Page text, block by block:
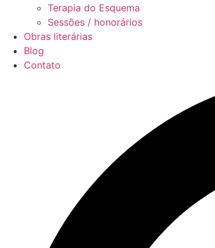
Terapia do Esquema
Sessões / honorários
Obras literárias
Blog
Contato